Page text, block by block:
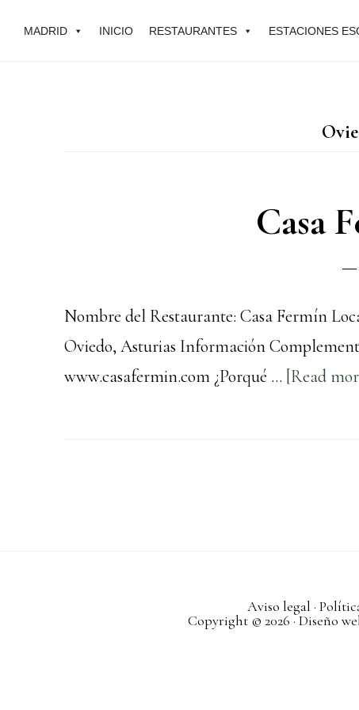
MADRID INICIO RESTAURANTES ESTACIONES
Casa
Nombre del Restaurante: Casa Fermín
Oviedo, Asturias Información
www.casafermin.com ¿Porqué … [Read
Aviso legal ·
Copyright © 2026 · Diseño